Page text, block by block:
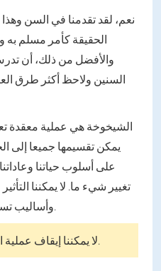
نعم، لقد تقدمنا في السن
الحقيقة كأمر مسلم به
والأفضل من ذلك، أن
السنين ولاحظ أكثر طرق
الشيخوخة هي عملية معقدة
يمكن تقسيمها جميعا إلى
على أسلوب حياتنا
تغيير شيء ما. لا يمكننا
وأساليب تساعدك على التغلب على الوقت.
لا يمكننا إيقاف عملية الشيخوخة، لكن يمكننا إيقافها.